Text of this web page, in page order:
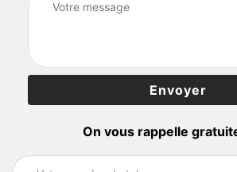
On vous rappelle